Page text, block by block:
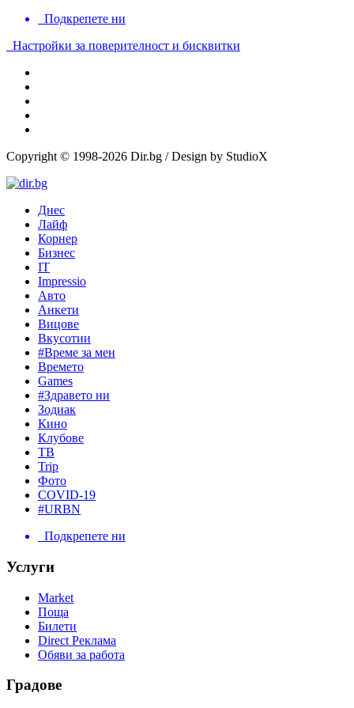
Подкрепете ни
Настройки за поверителност и бисквитки
Copyright © 1998-2026 Dir.bg / Design by StudioX
Днес
Лайф
Корнер
Бизнес
IT
Impressio
Авто
Анкети
Вицове
Вкусотии
#Време за мен
Времето
Games
#Здравето ни
Зодиак
Кино
Клубове
ТВ
Trip
Фото
COVID-19
#URBN
Подкрепете ни
Услуги
Market
Поща
Билети
Direct Реклама
Обяви за работа
Градове